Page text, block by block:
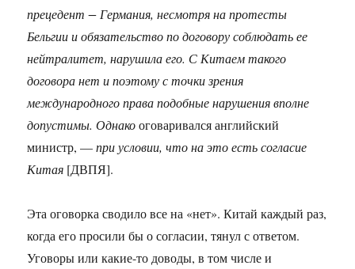
прецедент − Германия, несмотря на протесты
Бельгии и обязательство по договору соблюдать ее
нейтралитет, нарушила его. С Китаем такого
договора нет и поэтому с точки зрения
международного права подобные нарушения вполне
допустимы. Однакооговаривался английский
министр, —при условии, что на это есть согласие
Китая [ДВПЯ].
Эта оговорка сводило все на «нет». Китай каждый раз,
когда его просили бы о согласии, тянул с ответом.
Уговоры или какие-то доводы, в том числе и